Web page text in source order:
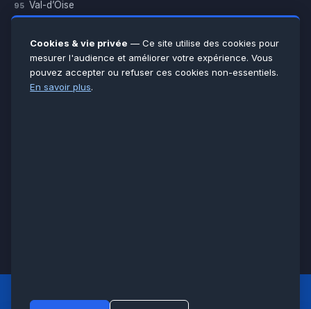
95 Val-d’Oise
Essonne
Seine-et-Marne
Voir toutes les villes →
LCM
Cookies & vie privée — Ce site utilise des cookies pour
mesurer l'audience et améliorer votre expérience. Vous
pouvez accepter ou refuser ces cookies non-essentiels.
En savoir plus.